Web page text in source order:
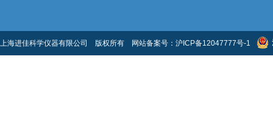
上海进佳科学仪器有限公司 版权所有 网站备案号： 沪ICP备12047777号-1